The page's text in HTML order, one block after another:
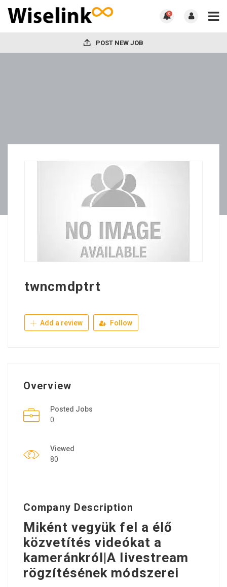
0
POST NEW JOB
twncmdptrt
Add a review Follow
Overview
Posted Jobs
0
Viewed
80
Company Description
Miként vegyük fel a élő
közvetítés videókat a
kameránkról|A livestream
rögzítésének módszerei